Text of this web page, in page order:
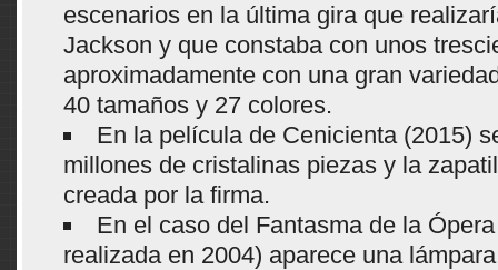
escenarios en la última gira que
Jackson y que constaba con unos
aproximadamente con una gran
40 tamaños y 27 colores.
En la película de Cenicienta (2015)
millones de cristalinas piezas y la
creada por la firma.
En el caso del Fantasma de la
realizada en 2004) aparece una